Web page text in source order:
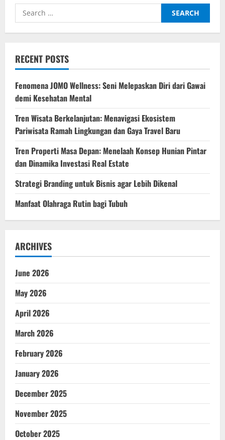
Search
for:
RECENT POSTS
Fenomena JOMO Wellness: Seni Melepaskan Diri dari Gawai
demi Kesehatan Mental
Tren Wisata Berkelanjutan: Menavigasi Ekosistem
Pariwisata Ramah Lingkungan dan Gaya Travel Baru
Tren Properti Masa Depan: Menelaah Konsep Hunian Pintar
dan Dinamika Investasi Real Estate
Strategi Branding untuk Bisnis agar Lebih Dikenal
Manfaat Olahraga Rutin bagi Tubuh
ARCHIVES
June 2026
May 2026
April 2026
March 2026
February 2026
January 2026
December 2025
November 2025
October 2025